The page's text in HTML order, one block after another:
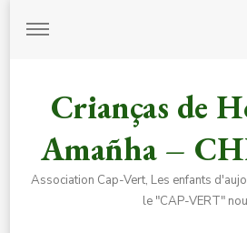
Crianças de
Amañha –
Association Cap-Vert, Les enfants
le "CAP-VERT"